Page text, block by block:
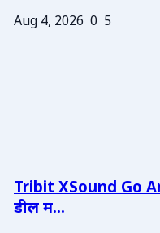
Aug 4, 2026 0 5
Tribit XSound Go
डील म...